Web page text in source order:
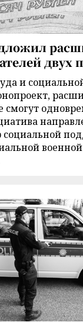
двух
и
смогут